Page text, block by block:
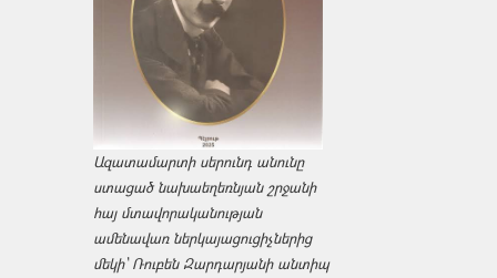
Ազատամարտի սերունդ անունը
ստացած նախաեղեռնյան շրջանի
հայ մտավորականության
ամենավառ ներկայացուցիչներից
մեկի՝ Ռուբեն Զարդարյանի անտիպ